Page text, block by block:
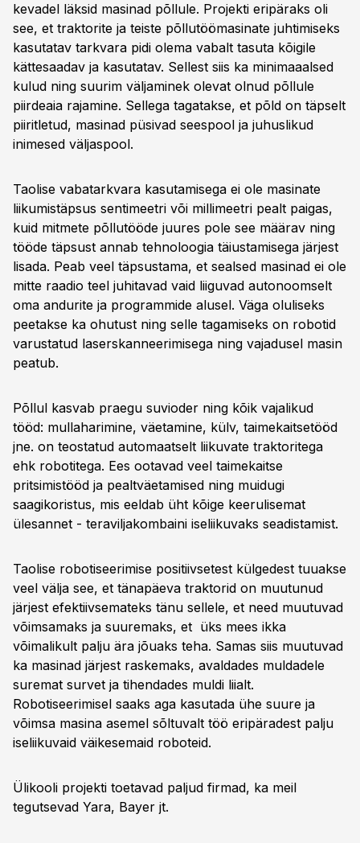
kevadel läksid masinad põllule. Projekti eripäraks oli
see, et traktorite ja teiste põllutöömasinate juhtimiseks
kasutatav tarkvara pidi olema vabalt tasuta kõigile
kättesaadav ja kasutatav. Sellest siis ka minimaaalsed
kulud ning suurim väljaminek olevat olnud põllule
piirdeaia rajamine. Sellega tagatakse, et põld on täpselt
piiritletud, masinad püsivad seespool ja juhuslikud
inimesed väljaspool.
Taolise vabatarkvara kasutamisega ei ole masinate
liikumistäpsus sentimeetri või millimeetri pealt paigas,
kuid mitmete põllutööde juures pole see määrav ning
tööde täpsust annab tehnoloogia täiustamisega järjest
lisada. Peab veel täpsustama, et sealsed masinad ei ole
mitte raadio teel juhitavad vaid liiguvad autonoomselt
oma andurite ja programmide alusel. Väga oluliseks
peetakse ka ohutust ning selle tagamiseks on robotid
varustatud laserskanneerimisega ning vajadusel masin
peatub.
Põllul kasvab praegu suvioder ning kõik vajalikud
tööd: mullaharimine, väetamine, külv, taimekaitsetööd
jne. on teostatud automaatselt liikuvate traktoritega
ehk robotitega. Ees ootavad veel taimekaitse
pritsimistööd ja pealtväetamised ning muidugi
saagikoristus, mis eeldab üht kõige keerulisemat
ülesannet - teraviljakombaini iseliikuvaks seadistamist.
Taolise robotiseerimise positiivsetest külgedest tuuakse
veel välja see, et tänapäeva traktorid on muutunud
järjest efektiivsemateks tänu sellele, et need muutuvad
võimsamaks ja suuremaks, et üks mees ikka
võimalikult palju ära jõuaks teha. Samas siis muutuvad
ka masinad järjest raskemaks, avaldades muldadele
suremat survet ja tihendades muldi liialt.
Robotiseerimisel saaks aga kasutada ühe suure ja
võimsa masina asemel sõltuvalt töö eripäradest palju
iseliikuvaid väikesemaid roboteid.
Ülikooli projekti toetavad paljud firmad, ka meil
tegutsevad Yara, Bayer jt.